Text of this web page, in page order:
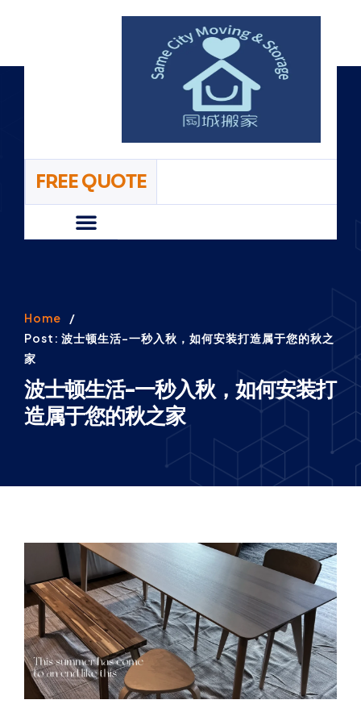
FREE QUOTE
Home
/
Post: 波士顿生活-一秒入秋，如何安装打造属于您的秋之
家
波士顿生活-一秒入秋，如何安装打
造属于您的秋之家